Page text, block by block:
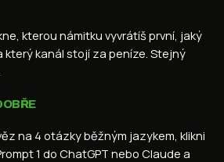
kterou námitku vyvrátíš první, jaký
který kanál stojí za peníze. Stejný
na 4 otázky běžným jazykem, klikni
1 do ChatGPT nebo Claude a